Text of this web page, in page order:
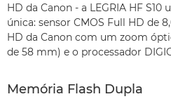
HD da Canon - a LEGRIA HF
única: sensor CMOS Full HD de
HD da Canon com um zoom
de 58 mm) e o processador
Memória Flash Dupla